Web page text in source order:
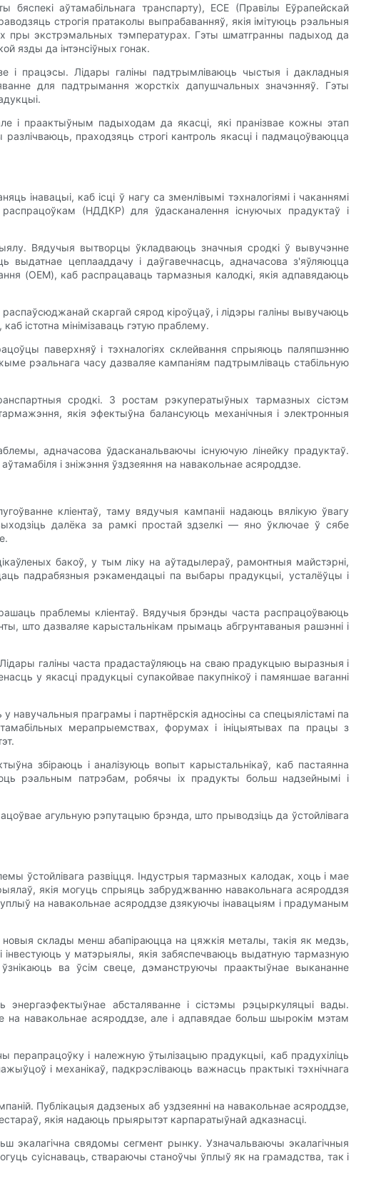
аўтамабільнага транспарту), ECE (Правілы Еўрапейскай
строгія пратаколы выпрабаванняў, якія імітуюць рэальныя
пры экстрэмальных тэмпературах. Гэты шматгранны падыход да
язды да інтэнсіўных гонак.
і працэсы. Лідары ​​галіны падтрымліваюць чыстыя і дакладныя
для падтрымання жорсткіх дапушчальных значэнняў. Гэты
і праактыўным падыходам да якасці, які пранізвае кожны этап
праходзяць строгі кантроль якасці і падмацоўваюцца
інавацыі, каб ісці ў нагу са зменлівымі тэхналогіямі і чаканнямі
(НДДКР) для ўдасканалення існуючых прадуктаў і
Вядучыя вытворцы ўкладваюць значныя сродкі ў вывучэнне
выдатнае цеплааддачу і даўгавечнасць, адначасова з'яўляюцца
(OEM), каб распрацаваць тармазныя калодкі, якія адпавядаюць
скаргай сярод кіроўцаў, і лідэры галіны вывучаюць
істотна мінімізаваць гэтую праблему.
паверхняў і тэхналогіях склейвання спрыяюць паляпшэнню
рэальнага часу дазваляе кампаніям падтрымліваць стабільную
сродкі. З ростам рэкуператыўных тармазных сістэм
якія эфектыўна балансуюць механічныя і электронныя
адначасова ўдасканальваючы існуючую лінейку прадуктаў.
і зніжэння ўздзеяння на навакольнае асяроддзе.
кліентаў, таму вядучыя кампаніі надаюць вялікую ўвагу
далёка за рамкі простай здзелкі — яно ўключае ў сябе
бакоў, у тым ліку на аўтадылераў, рамонтныя майстэрні,
падрабязныя рэкамендацыі па выбары прадукцыі, усталёўцы і
праблемы кліентаў. Вядучыя брэнды часта распрацоўваюць
што дазваляе карыстальнікам прымаць абгрунтаваныя рашэнні і
​​галіны часта прадастаўляюць на сваю прадукцыю выразныя і
у якасці прадукцыі супакойвае пакупнікоў і памяншае ваганні
навучальныя праграмы і партнёрскія адносіны са спецыялістамі па
мерапрыемствах, форумах і ініцыятывах па працы з
збіраюць і аналізуюць вопыт карыстальнікаў, каб пастаянна
рэальным патрэбам, робячы іх прадукты больш надзейнымі і
агульную рэпутацыю брэнда, што прыводзіць да ўстойлівага
ўстойлівага развіцця. Індустрыя тармазных калодак, хоць і мае
якія могуць спрыяць забруджванню навакольнага асяроддзя
на навакольнае асяроддзе дзякуючы інавацыям і прадуманым
склады менш абапіраюцца на цяжкія металы, такія як медзь,
у матэрыялы, якія забяспечваюць выдатную тармазную
ва ўсім свеце, дэманструючы праактыўнае выкананне
абсталяванне і сістэмы рэцыркуляцыі вады.
на навакольнае асяроддзе, але і адпавядае больш шырокім мэтам
перапрацоўку і належную ўтылізацыю прадукцыі, каб прадухіліць
і механікаў, падкрэсліваюць важнасць практыкі тэхнічнага
Публікацыя дадзеных аб уздзеянні на навакольнае асяроддзе,
якія надаюць прыярытэт карпаратыўнай адказнасці.
экалагічна свядомы сегмент рынку. Узначальваючы экалагічныя
суіснаваць, ствараючы станоўчы ўплыў як на грамадства, так і